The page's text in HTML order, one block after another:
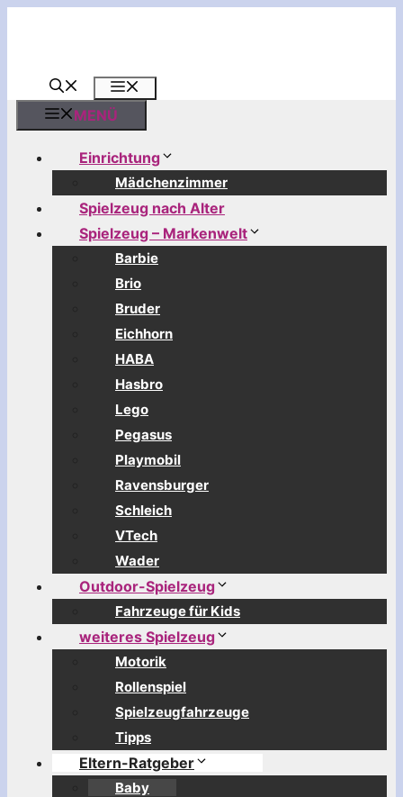
MENÜ
Einrichtung
Mädchenzimmer
Spielzeug nach Alter
Spielzeug – Markenwelt
Barbie
Brio
Bruder
Eichhorn
HABA
Hasbro
Lego
Pegasus
Playmobil
Ravensburger
Schleich
VTech
Wader
Outdoor-Spielzeug
Fahrzeuge für Kids
weiteres Spielzeug
Motorik
Rollenspiel
Spielzeugfahrzeuge
Tipps
Eltern-Ratgeber
Baby